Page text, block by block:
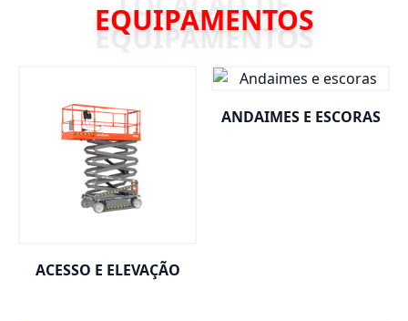
EQUIPAMENTOS
ACESSO E ELEVAÇÃO
ANDAIMES E ESCORAS